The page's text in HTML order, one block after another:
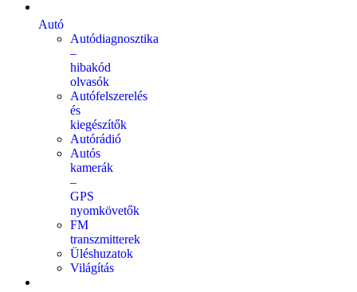
Autó
Autódiagnosztika
–
hibakód
olvasók
Autófelszerelés
és
kiegészítők
Autórádió
Autós
kamerák
–
GPS
nyomkövetők
FM
transzmitterek
Üléshuzatok
Világítás